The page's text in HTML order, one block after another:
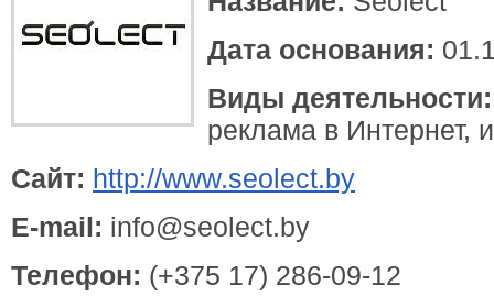
Дата основания:
Виды деятельности:
реклама в Интернет,
Сайт: http://www.seolect.by
E-mail: info@seolect.by
Телефон: (+375 17) 286-09-12